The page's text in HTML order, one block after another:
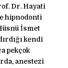
Dr. Hayati
hipnodonti
İsmet
kendi
pekçok
anestezi